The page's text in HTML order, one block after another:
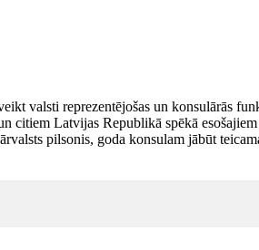
valsti reprezentējošas un konsulārās
citiem Latvijas Republikā spēkā
pilsonis, goda konsulam jābūt